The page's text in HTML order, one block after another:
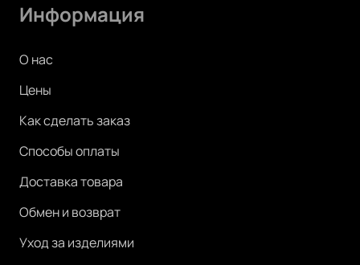
Информация
О нас
Цены
Как сделать заказ
Способы оплаты
Доставка товара
Обмен и возврат
Уход за изделиями